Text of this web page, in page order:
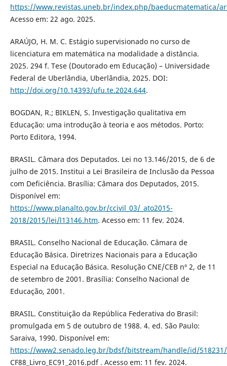
https://www.revistas.uneb.br/index.php/baeducmatematica/
Acesso em: 22 ago. 2025.
ARAÚJO, H. M. C. Estágio supervisionado no curso de
licenciatura em matemática na modalidade a distância.
2025. 294 f. Tese (Doutorado em Educação) – Universidade
Federal de Uberlândia, Uberlândia, 2025. DOI:
http://doi.org/10.14393/ufu.te.2024.644.
BOGDAN, R.; BIKLEN, S. Investigação qualitativa em
Educação: uma introdução à teoria e aos métodos. Porto:
Porto Editora, 1994.
BRASIL. Câmara dos Deputados. Lei no 13.146/2015, de 6 de
julho de 2015. Institui a Lei Brasileira de Inclusão da Pessoa
com Deficiência. Brasília: Câmara dos Deputados, 2015.
Disponível em:
https://www.planalto.gov.br/ccivil_03/_ato2015-
2018/2015/lei/l13146.htm. Acesso em: 11 fev. 2024.
BRASIL. Conselho Nacional de Educação. Câmara de
Educação Básica. Diretrizes Nacionais para a Educação
Especial na Educação Básica. Resolução CNE/CEB nº 2, de 11
de setembro de 2001. Brasília: Conselho Nacional de
Educação, 2001.
BRASIL. Constituição da República Federativa do Brasil:
promulgada em 5 de outubro de 1988. 4. ed. São Paulo:
Saraiva, 1990. Disponível em:
https://www2.senado.leg.br/bdsf/bitstream/handle/id/518231/
CF88_Livro_EC91_2016.pdf . Acesso em: 11 fev. 2024.